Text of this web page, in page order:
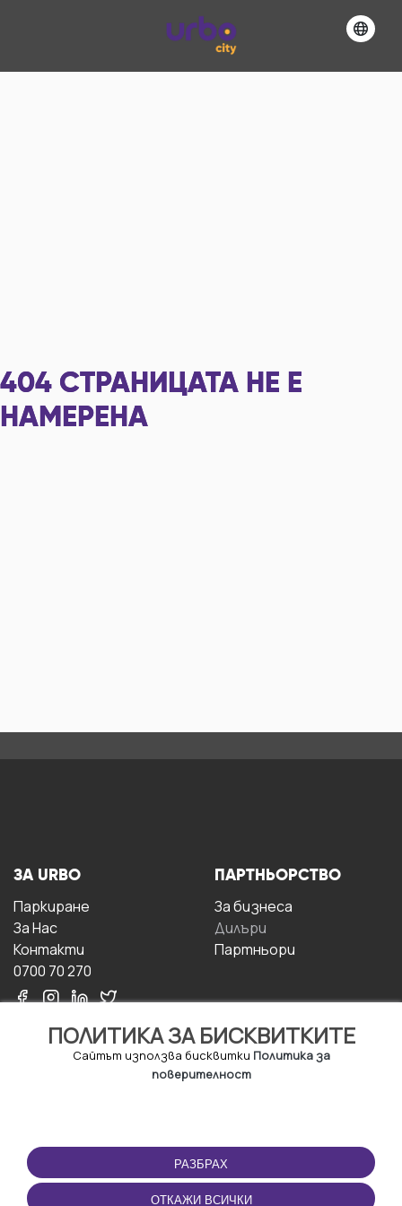
404 СТРАНИЦАТА НЕ Е
НАМЕРЕНА
ПОЛИТИКА ЗА БИСКВИТКИТЕ
Сайтът използва бисквитки Политика за
поверителност
РАЗБРАХ
ОТКАЖИ ВСИЧКИ
ЗА URBO
Паркиране
За Hас
Контакти
0700 70 270
ПАРТНЬОРСТВО
За бизнесa
Дилъри
Партньори
ПОЛЗВАНЕ
Правила и условия за
ползване
ПРИЛОЖЕНИЕТО